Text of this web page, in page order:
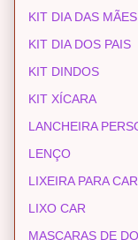
KIT DIA DAS MÃES
KIT DIA DOS PAIS
KIT DINDOS
KIT XÍCARA
LANCHEIRA
LENÇO
LIXEIRA PARA
LIXO CAR
MASCARAS DE